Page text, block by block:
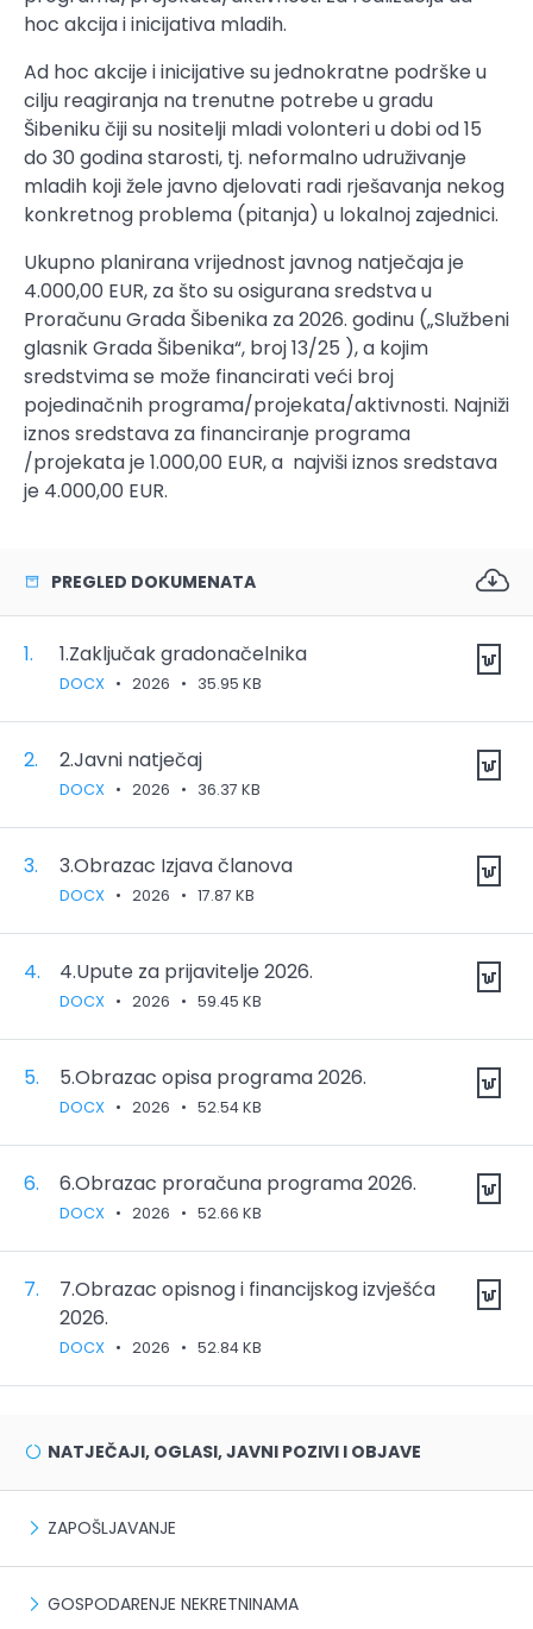
hoc akcija i inicijativa mladih.
Ad hoc akcije i inicijative su jednokratne podrške u
cilju reagiranja na trenutne potrebe u gradu
Šibeniku čiji su nositelji mladi volonteri u dobi od 15
do 30 godina starosti, tj. neformalno udruživanje
mladih koji žele javno djelovati radi rješavanja nekog
konkretnog problema (pitanja) u lokalnoj zajednici.
Ukupno planirana vrijednost javnog natječaja je
4.000,00 EUR, za što su osigurana sredstva u
Proračunu Grada Šibenika za 2026. godinu („Službeni
glasnik Grada Šibenika“, broj 13/25 ), a kojim
sredstvima se može financirati veći broj
pojedinačnih programa/projekata/aktivnosti. Najniži
iznos sredstava za financiranje programa
/projekata je 1.000,00 EUR, a najviši iznos sredstava
je 4.000,00 EUR.
PREGLED DOKUMENATA
1. 1.Zaključak gradonačelnika
DOCX • 2026 • 35.95 KB
2. 2.Javni natječaj
DOCX • 2026 • 36.37 KB
3. 3.Obrazac Izjava članova
DOCX • 2026 • 17.87 KB
4. 4.Upute za prijavitelje 2026.
DOCX • 2026 • 59.45 KB
5. 5.Obrazac opisa programa 2026.
DOCX • 2026 • 52.54 KB
6. 6.Obrazac proračuna programa 2026.
DOCX • 2026 • 52.66 KB
7.
7.Obrazac opisnog i financijskog izvješća
2026.
DOCX • 2026 • 52.84 KB
NATJEČAJI, OGLASI, JAVNI POZIVI I OBJAVE
ZAPOŠLJAVANJE
GOSPODARENJE NEKRETNINAMA